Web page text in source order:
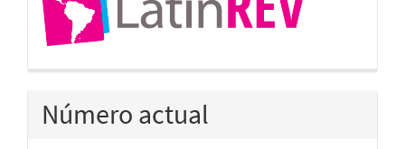
Número actual